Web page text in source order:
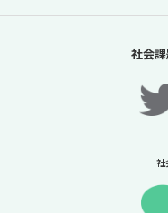
「夏休みの過ご
公開！】【ニュ
社会
社